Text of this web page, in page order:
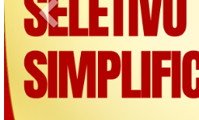
Previous